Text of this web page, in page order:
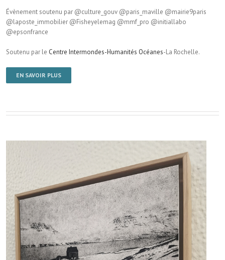
Évènement soutenu par @culture_gouv @paris_maville @mairie9paris
@laposte_immobilier @Fisheyelemag @mmf_pro @initiallabo
@epsonfrance
Soutenu par le Centre Intermondes-Humanités Océanes-La Rochelle.
EN SAVOIR PLUS